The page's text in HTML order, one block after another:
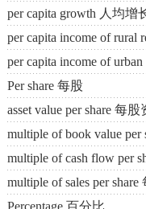
per capita growth 人均增
per capita income of rural
per capita income of
Per share 每股
asset value per share 每
multiple of book value
multiple of cash flow per
multiple of sales per
Percentage 百分比